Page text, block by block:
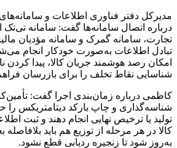
مدیرکل دفتر فناوری اطلاعات و
درباره اتصال سامانه‌ها گفت: سامانه تی‌تک
تجارت، سامانه گمرک و سامانه مؤدیان
تبادل اطلاعات به‌صورت خودکار انجام
امکان رصد هوشمند جریان کالا، پیدا کردن
شناسایی نقاط تخلف را برای بازرسان
کاظمی درباره زمان‌بندی اجرا گفت:
تولید یا ترخیص نهایی انجام دهند و ثبت
کالا در هر مرحله از توزیع هم باید بلافاصله
به‌روز شود تا زنجیره ردیابی قطع نشود.